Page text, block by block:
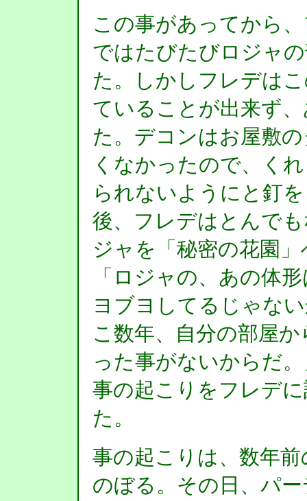
この事があってから
ではたびたびロジャ
た。しかしフレデは
ていることが出来ず
た。デコンはお屋敷
くなかったので、く
られないようにと釘
後、フレデはとんで
ジャを「秘密の花園
「ロジャの、あの体
ヨブヨしてるじゃな
こ数年、自分の部屋
った事がないからだ
事の起こりをフレデ
た。
事の起こりは、数年
のぼる。その日、パ